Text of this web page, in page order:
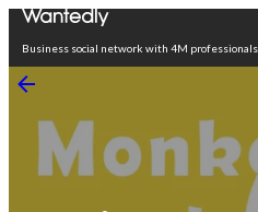
Business social network with 4M professionals